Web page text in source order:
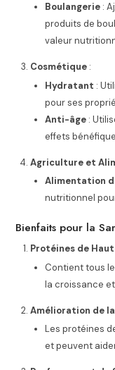
Boulangerie :
produits de
valeur
Cosmétique :
Hydratant :
pour ses
Anti-âge :
effets
Agriculture et
Alimentation
nutritionnel
Bienfaits pour la
Protéines de
Contient tous
la croissance
Amélioration de
Les protéines
et peuvent